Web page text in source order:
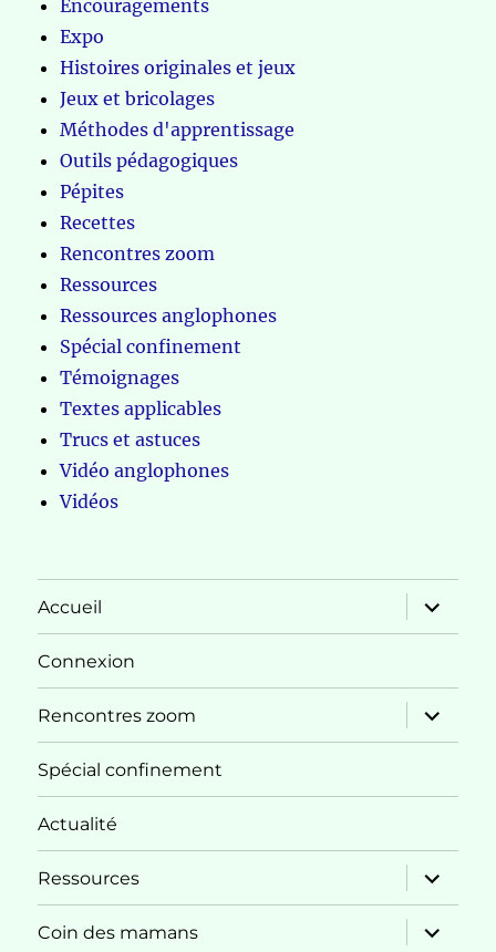
Encouragements
Expo
Histoires originales et jeux
Jeux et bricolages
Méthodes d'apprentissage
Outils pédagogiques
Pépites
Recettes
Rencontres zoom
Ressources
Ressources anglophones
Spécial confinement
Témoignages
Textes applicables
Trucs et astuces
Vidéo anglophones
Vidéos
Accueil
ouvrir
le
sous-
Connexion
Rencontres zoom
ouvrir
le
sous-
Spécial confinement
Actualité
Ressources
ouvrir
le
sous-
menu
Coin des mamans
ouvrir
le